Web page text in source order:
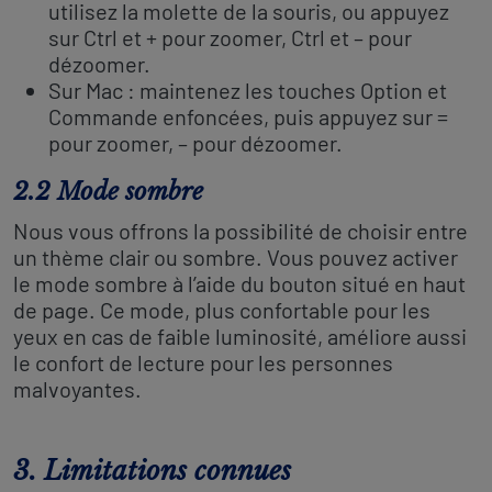
utilisez la molette de la souris, ou appuyez
sur Ctrl et + pour zoomer, Ctrl et – pour
dézoomer.
Sur Mac : maintenez les touches Option et
Commande enfoncées, puis appuyez sur =
pour zoomer, – pour dézoomer.
2.2 Mode sombre
Nous vous offrons la possibilité de choisir entre
un thème clair ou sombre. Vous pouvez activer
le mode sombre à l’aide du bouton situé en haut
de page. Ce mode, plus confortable pour les
yeux en cas de faible luminosité, améliore aussi
le confort de lecture pour les personnes
malvoyantes.
3. Limitations connues